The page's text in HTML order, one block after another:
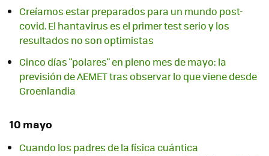
Creíamos estar preparados para un mundo post-
covid. El hantavirus es el primer test serio y los
resultados no son optimistas
Cinco días "polares" en pleno mes de mayo: la
previsión de AEMET tras observar lo que viene desde
Groenlandia
10 mayo
Cuando los padres de la física cuántica